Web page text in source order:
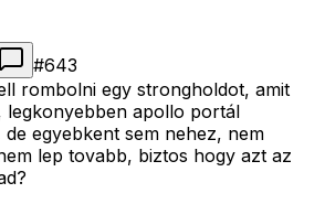
#643
rombolni egy strongholdot, amit
legkonyebben apollo portál
egyebkent sem nehez, nem
lep tovabb, biztos hogy azt az